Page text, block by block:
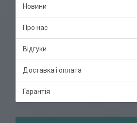
Новини
Про нас
Відгуки
Доставка і оплата
Гарантія